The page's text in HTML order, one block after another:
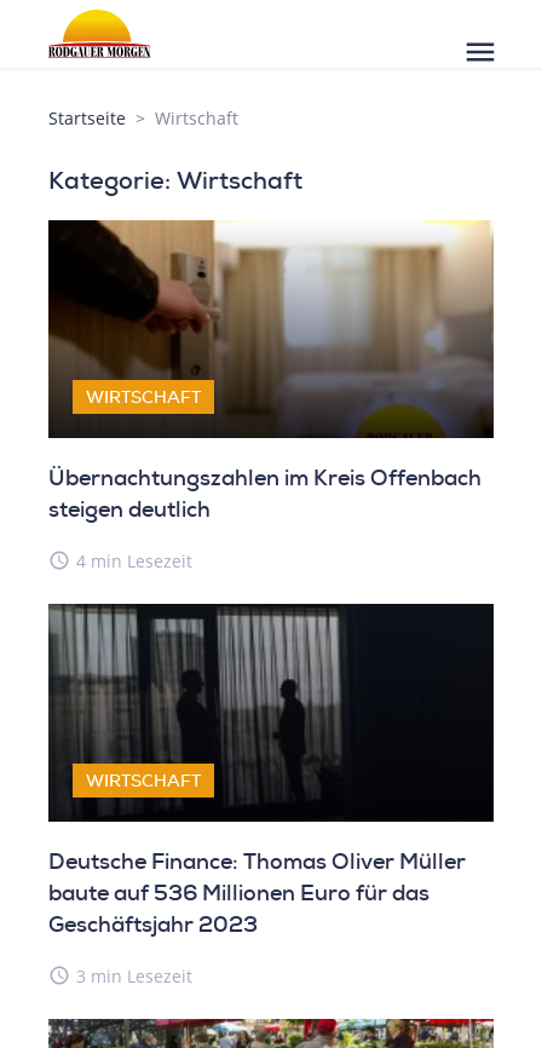
menu
Startseite Wirtschaft
Kategorie: Wirtschaft
WIRTSCHAFT
Übernachtungszahlen im Kreis Offenbach
steigen deutlich
access_time 4 min Lesezeit
WIRTSCHAFT
Deutsche Finance: Thomas Oliver Müller
baute auf 536 Millionen Euro für das
Geschäftsjahr 2023
access_time 3 min Lesezeit